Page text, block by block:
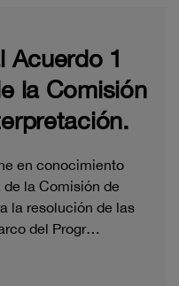
Acuerdo 1
la Comisión
en conocimiento
de la Comisión de
la resolución de las
del Progr…